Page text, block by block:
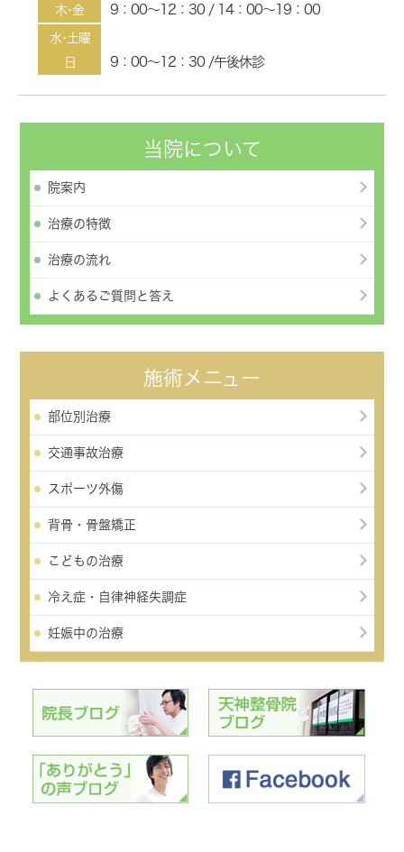
木･金
9：00～12：30 / 14：00～19：00
水･土曜
日
9：00～12：30 /午後休診
当院について
院案内
治療の特徴
治療の流れ
よくあるご質問と答え
施術メニュー
部位別治療
交通事故治療
スポーツ外傷
背骨・骨盤矯正
こどもの治療
冷え症・自律神経失調症
妊娠中の治療